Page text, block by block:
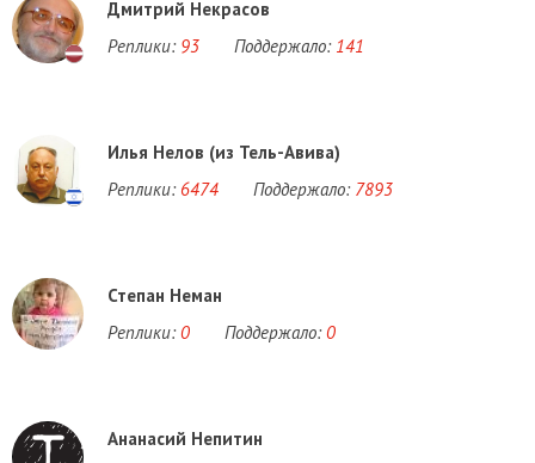
Дмитрий Некрасов
Реплики: 93 Поддержало: 141
Илья Нелов (из Тель-Авива)
Реплики: 6474 Поддержало: 7893
Степан Неман
Реплики: 0 Поддержало: 0
Ананасий Непитин